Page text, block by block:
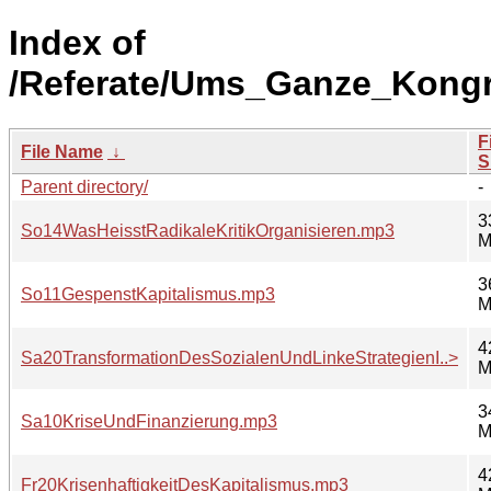
Index of
/Referate/
File Name ↓
Parent directory/
-
So14WasHeisstRadikaleKritikOrganisieren.mp3
So11GespenstKapitalismus.mp3
Sa20TransformationDesSozialenUndLinkeStrategienI..>
Sa10KriseUndFinanzierung.mp3
Fr20KrisenhaftigkeitDesKapitalismus.mp3